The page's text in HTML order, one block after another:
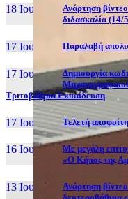
18 Ιουν, 26
Ανάρτηση
διδασκαλία (14/
17 Ιουν, 26 Παραλαβή
17 Ιουν, 26
Δημιουργία
Τριτοβάθμια Εκπαίδευση
17 Ιουν, 26 Τελετή
16 Ιουν, 26
Με μεγάλη
«Ο Κήπος της
13 Ιουν, 26
Ανάρτηση